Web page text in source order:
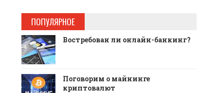
ПОПУЛЯРНОЕ
Востребован ли онлайн-банкинг?
Поговорим о майнинге
криптовалют